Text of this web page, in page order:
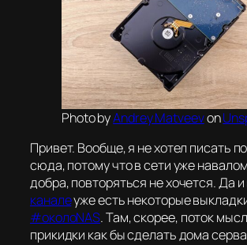
Photo byAndrey Matveevon
Привет. Вообще, я не хотел писать
сюда, потому что в сети уже
добра, повторяться не хочется. Да и
каналеуже есть некоторые
#околоNAS. Там, скорее, поток
прикидки как бы сделать дома